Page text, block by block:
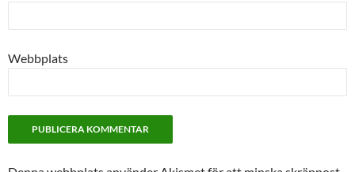
Webbplats